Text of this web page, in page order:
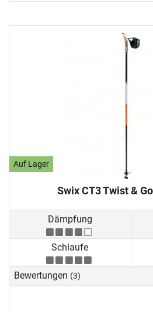
Auf Lager
Swix CT3 Twist &
Dämpfung
Schlaufe
Bewertungen (3)